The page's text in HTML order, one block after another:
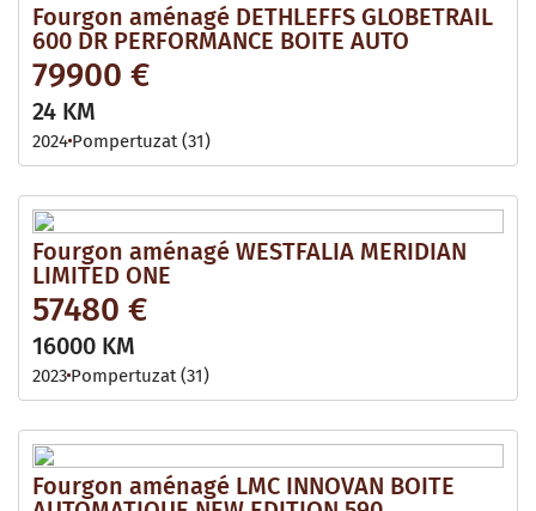
Fourgon aménagé DETHLEFFS GLOBETRAIL
600 DR PERFORMANCE BOITE AUTO
79900 €
24 KM
2024 Pompertuzat (31)
Fourgon aménagé WESTFALIA MERIDIAN
LIMITED ONE
57480 €
16000 KM
2023 Pompertuzat (31)
Fourgon aménagé LMC INNOVAN BOITE